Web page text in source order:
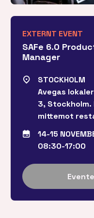
EXTERNT EVENT
SAFe 6.0
Manager
STOCKHOLM
Avegas
3, Stockholm.
mittemot
14-15
08:30-17:00